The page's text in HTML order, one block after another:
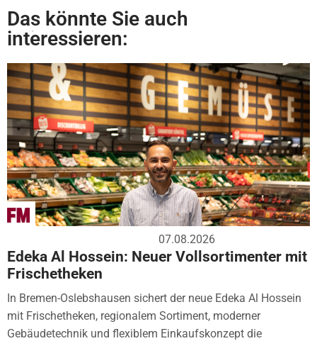
Das könnte Sie auch
interessieren:
07.08.2026
Edeka Al Hossein: Neuer Vollsortimenter mit
Frischetheken
In Bremen-Oslebshausen sichert der neue Edeka Al Hossein
mit Frischetheken, regionalem Sortiment, moderner
Gebäudetechnik und flexiblem Einkaufskonzept die